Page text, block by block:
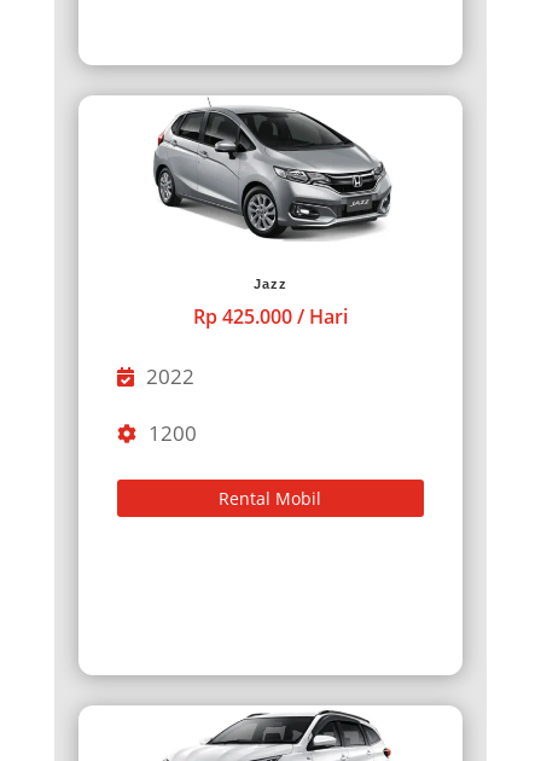
Jazz
Rp 425.000 / Hari
2022
1200
Rental Mobil